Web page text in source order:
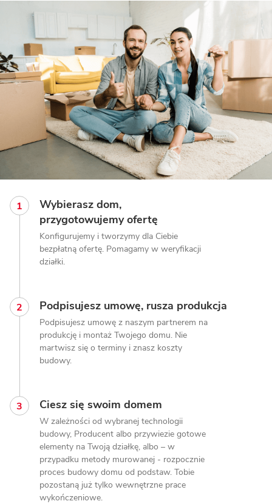
Wybierasz dom,
przygotowujemy ofertę
Konfigurujemy i tworzymy dla Ciebie
bezpłatną ofertę. Pomagamy w weryfikacji
działki.
Podpisujesz umowę, rusza produkcja
Podpisujesz umowę z naszym partnerem na
produkcję i montaż Twojego domu. Nie
martwisz się o terminy i znasz koszty
budowy.
Ciesz się swoim domem
W zależności od wybranej technologii
budowy, Producent albo przywiezie gotowe
elementy na Twoją działkę, albo – w
przypadku metody murowanej - rozpocznie
proces budowy domu od podstaw. Tobie
pozostaną już tylko wewnętrzne prace
wykończeniowe.